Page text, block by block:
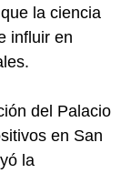
la ciencia
influir en
del Palacio
en San
la